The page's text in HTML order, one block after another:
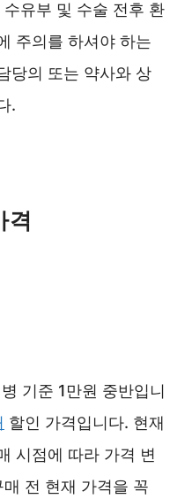
유부 및 수술 전후 환
주의를 하셔야 하는
당의 또는 약사와 상
.
격
기준 1만원 중반입니
할인 가격입니다. 현재
시점에 따라 가격 변
전 현재 가격을 꼭